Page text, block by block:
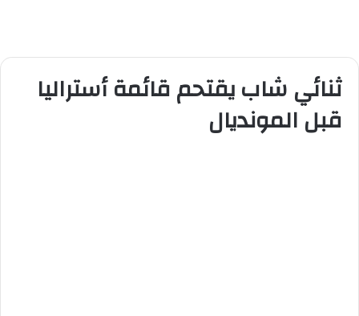
ثنائي شاب يقتحم قائمة أستراليا
قبل المونديال